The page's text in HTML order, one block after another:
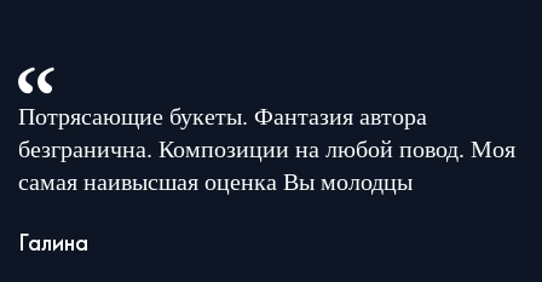
Потрясающие букеты. Фантазия автора
безгранична. Композиции на любой повод. Моя
самая наивысшая оценка Вы молодцы
Галина